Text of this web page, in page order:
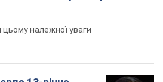
обстрілу загинули
лише білі